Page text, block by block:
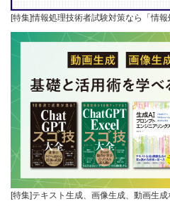
[特集]情報処理技術者試験対策なら「情報
[特集]テキスト生成、画像生成、動画生